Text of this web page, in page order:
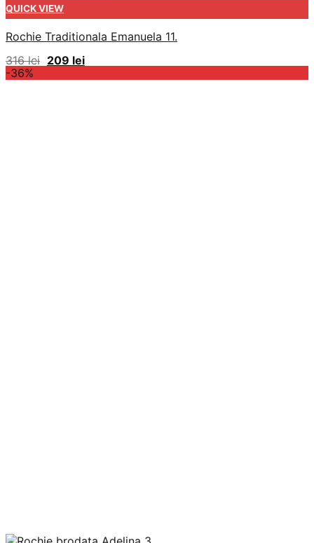
QUICK VIEW
Rochie Traditionala Emanuela 11.
316lei Prețul
inițial
a
209 leiPrețul
curent
este:
-36%